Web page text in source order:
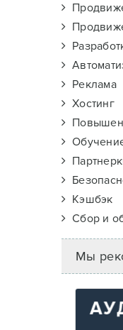
Реклама
Хостинг
Кэшбэк
Сбор и
Мы